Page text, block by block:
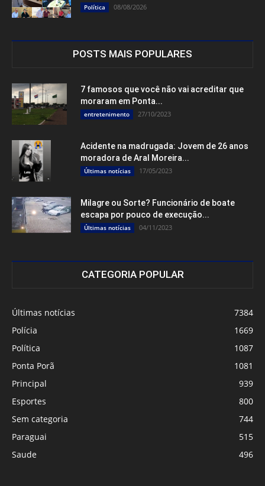
Política 08/08/2026
POSTS MAIS POPULARES
7 famosos que você não vai acreditar que
moraram em Ponta...
entretenimento 27/10/2023
Acidente na madrugada: Jovem de 26 anos
moradora de Aral Moreira...
Últimas notícias 17/05/2023
Milagre ou Sorte? Funcionário de boate
escapa por pouco de execução...
Últimas notícias 04/11/2023
CATEGORIA POPULAR
Últimas notícias
7384
Polícia
1669
Política
1087
Ponta Porã
1081
Principal
939
Esportes
800
Sem categoria
744
Paraguai
515
Saude
496